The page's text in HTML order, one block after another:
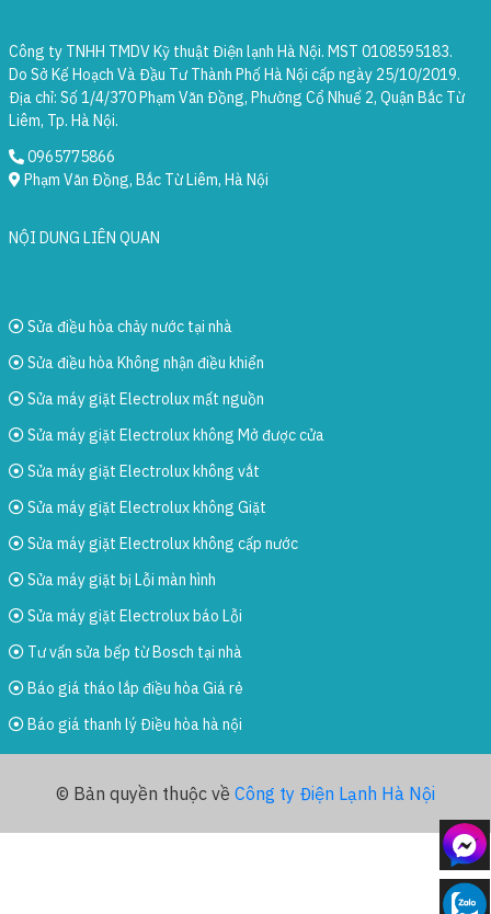
Công ty TNHH TMDV Kỹ thuật Điện lạnh Hà Nội. MST 0108595183.
Do Sở Kế Hoạch Và Đầu Tư Thành Phố Hà Nội cấp ngày 25/10/2019.
Địa chỉ: Số 1/4/370 Phạm Văn Đồng, Phường Cổ Nhuế 2, Quận Bắc Từ
Liêm, Tp. Hà Nội.
0965775866
Phạm Văn Đồng, Bắc Từ Liêm, Hà Nội
NỘI DUNG LIÊN QUAN
Sửa điều hòa chảy nước tại nhà
Sửa điều hòa Không nhận điều khiển
Sửa máy giặt Electrolux mất nguồn
Sửa máy giặt Electrolux không Mở được cửa
Sửa máy giặt Electrolux không vắt
Sửa máy giặt Electrolux không Giặt
Sửa máy giặt Electrolux không cấp nước
Sửa máy giặt bị Lỗi màn hình
Sửa máy giặt Electrolux báo Lỗi
Tư vấn sửa bếp từ Bosch tại nhà
Báo giá tháo lắp điều hòa Giá rẻ
Báo giá thanh lý Điều hòa hà nội
© Bản quyền thuộc về Công ty Điện Lạnh Hà Nội